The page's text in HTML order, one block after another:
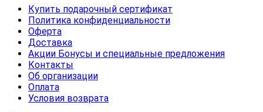
Купить подарочный сертификат
Политика конфиденциальности
Оферта
Доставка
Акции Бонусы и специальные предложения
Контакты
Об организации
Оплата
Условия возврата